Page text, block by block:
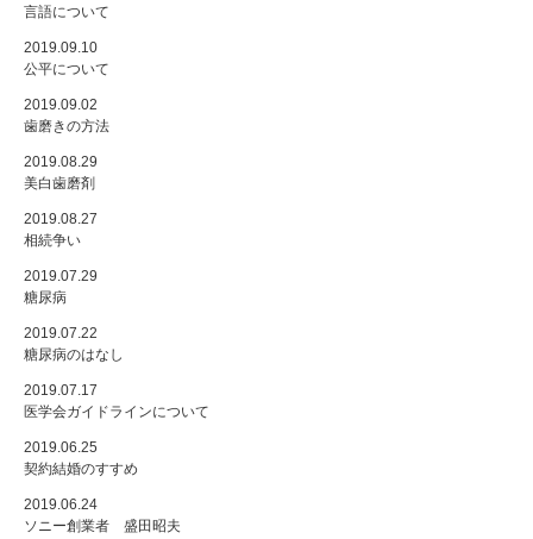
言語について
2019.09.10
公平について
2019.09.02
歯磨きの方法
2019.08.29
美白歯磨剤
2019.08.27
相続争い
2019.07.29
糖尿病
2019.07.22
糖尿病のはなし
2019.07.17
医学会ガイドラインについて
2019.06.25
契約結婚のすすめ
2019.06.24
ソニー創業者 盛田昭夫